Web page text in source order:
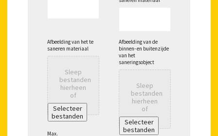
Afbeelding van het te
saneren materiaal
Sleep
bestanden
hierheen
of
Selecteer
bestanden
Max.
Afbeelding van de
binnen- en buitenzijde
van het
saneringsobject
Sleep
bestanden
hierheen
of
Selecteer
bestanden